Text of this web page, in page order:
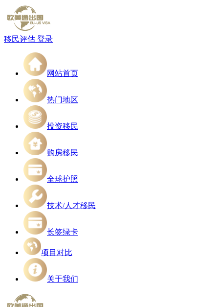
移民评估 登录
网站首页
热门地区
投资移民
购房移民
全球护照
技术/人才移民
长签绿卡
项目对比
关于我们